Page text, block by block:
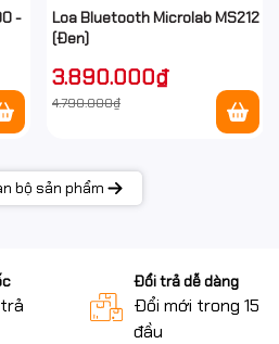
Hỗ trợ đa nền tảng:
động (Bluetooth), hỗ trợ
cả PS4, PS5
Đầu thu không dây USB-A
USB-C tới USB-A Tài liệu
hướng dẫn sử dụng
-
Loa Bluetooth Microlab MS212
(Đen)
3.890.000₫
4.790.000₫
bộ sản phẩm
Đổi trả dễ dàng
Đổi mới trong 15
đầu